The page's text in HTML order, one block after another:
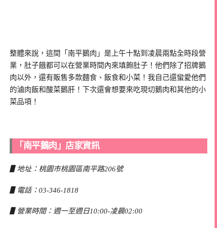
整體來說，這間「南平鵝肉」是上午十點到凌晨兩點全時段營
業，肚子餓都可以在營業時間內來填飽肚子！他們除了招牌鵝
肉以外，還有販售多款麵食、飯食和小菜！我自己還蠻愛他們
的滷肉飯和酸菜鵝肝！下次還會想要來吃現切鵝肉和其他的小
菜品項！
「南平鵝肉」店家資訊
▋地址：桃園市桃園區南平路206號
▋電話：03-346-1818
▋營業時間：週一至週日10:00-凌晨02:00